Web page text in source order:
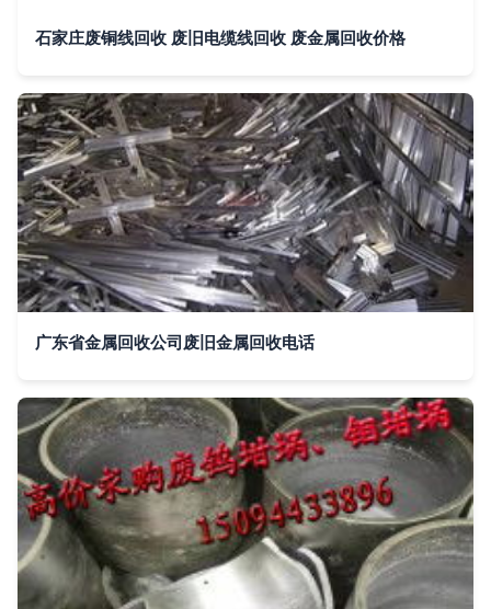
石家庄废铜线回收 废旧电缆线回收 废金属回收价格
广东省金属回收公司废旧金属回收电话